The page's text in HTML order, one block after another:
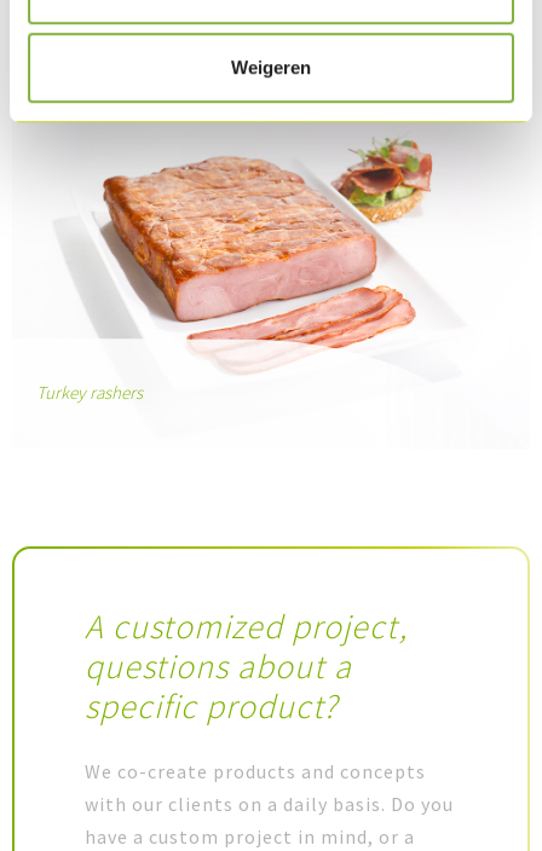
Weigeren
Turkey rashers
A customized project,
questions about a
specific product?
We co-create products and concepts
with our clients on a daily basis. Do you
have a custom project in mind, or a